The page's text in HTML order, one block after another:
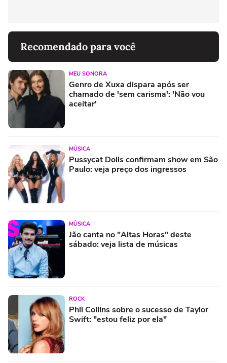
Recomendado para você
MEU SONORA
Genro de Xuxa dispara após ser
chamado de 'sem carisma': 'Não vou
aceitar'
MÚSICA
Pussycat Dolls confirmam show em São
Paulo: veja preço dos ingressos
MÚSICA
Jão canta no "Altas Horas" deste
sábado: veja lista de músicas
ROCK
Phil Collins sobre o sucesso de Taylor
Swift: "estou feliz por ela"